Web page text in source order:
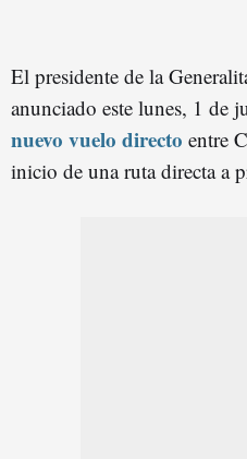
El presidente de la
anunciado este lunes, 1 de
nuevo vuelo directo entre
inicio de una ruta directa a